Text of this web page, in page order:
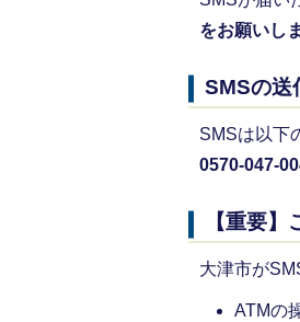
をお願いし
SMSの送
SMSは以下
0570-047-
【重要
大津市が
ATMの